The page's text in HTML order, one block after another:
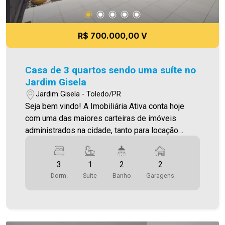
R$ 700.000,00 V
Casa de 3 quartos sendo uma suíte no
Jardim Gisela
Jardim Gisela - Toledo/PR
Seja bem vindo! A Imobiliária Ativa conta hoje
com uma das maiores carteiras de imóveis
administrados na cidade, tanto para locação
opções! Excelente oportunidade para quem
busca um imóvel completo e pronto para morar!
Características do imóvel: 3 quartos, sendo 1
3
Dorm.
1
Suite
2
Banho
2
Garagens